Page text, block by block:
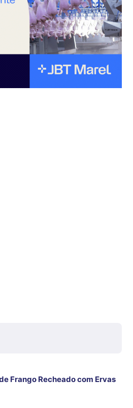
Frango Recheado com Ervas